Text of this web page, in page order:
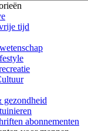
tijd
gezondheid
abonnementen